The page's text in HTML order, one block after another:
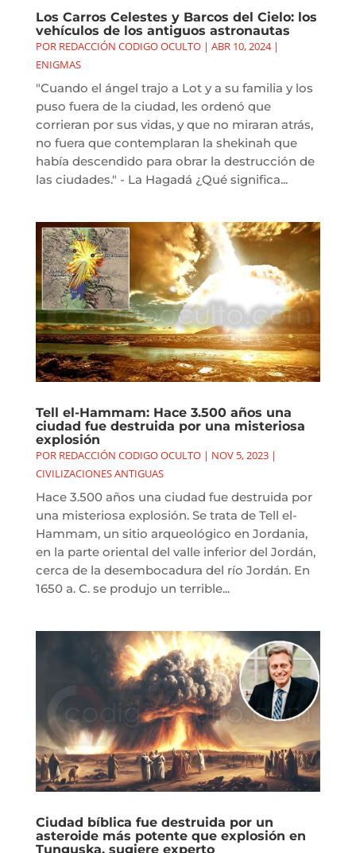
Los Carros Celestes y Barcos del Cielo: los
vehículos de los antiguos astronautas
POR REDACCIÓN CODIGO OCULTO| ABR 10, 2024|
ENIGMAS
"Cuando el ángel trajo a Lot y a su familia y los
puso fuera de la ciudad, les ordenó que
corrieran por sus vidas, y que no miraran atrás,
no fuera que contemplaran la shekinah que
había descendido para obrar la destrucción de
las ciudades." - La Hagadá ¿Qué significa...
Tell el-Hammam: Hace 3.500 años una
ciudad fue destruida por una misteriosa
explosión
POR REDACCIÓN CODIGO OCULTO| NOV 5, 2023|
CIVILIZACIONES ANTIGUAS
Hace 3.500 años una ciudad fue destruida por
una misteriosa explosión. Se trata de Tell el-
Hammam, un sitio arqueológico en Jordania,
en la parte oriental del valle inferior del Jordán,
cerca de la desembocadura del río Jordán. En
1650 a. C. se produjo un terrible...
Ciudad bíblica fue destruida por un
asteroide más potente que explosión en
Tunguska, sugiere experto